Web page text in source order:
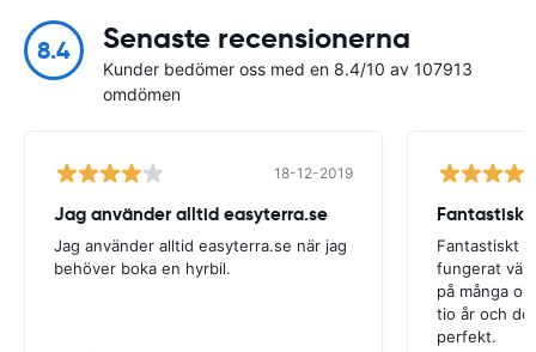
8.4 Senaste recensionerna
Kunder bedömer oss med en 8.4/10 av 107913
omdömen
18-12-2019
Jag använder alltid easyterra.se
Jag använder alltid easyterra.se när jag
behöver boka en hyrbil.
Fantastiskt
fungerat
på många
tio år och
perfekt.